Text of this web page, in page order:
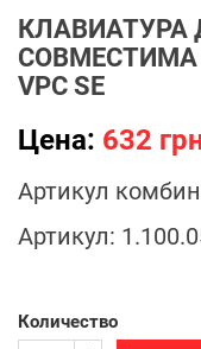
КЛАВИАТУРА
СОВМЕСТИМА
VPC SE
Цена: 632
Артикул
Артикул:
Количество